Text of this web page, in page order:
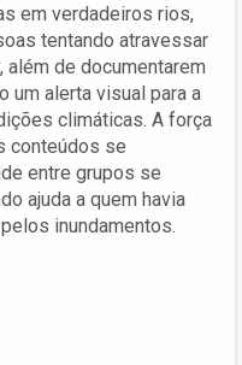
em verdadeiros rios,
tentando atravessar
de documentarem
um alerta visual para a
climáticas. A força
conteúdos se
entre grupos se
ajuda a quem havia
inundamentos.